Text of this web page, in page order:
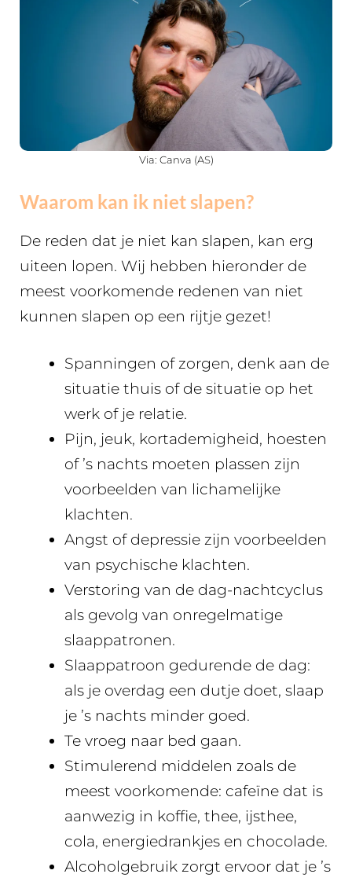
Via: Canva (AS)
Waarom kan ik niet slapen?
De reden dat je niet kan slapen, kan erg
uiteen lopen. Wij hebben hieronder de
meest voorkomende redenen van niet
kunnen slapen op een rijtje gezet!
Spanningen of zorgen, denk aan de
situatie thuis of de situatie op het
werk of je relatie.
Pijn, jeuk, kortademigheid, hoesten
of ’s nachts moeten plassen zijn
voorbeelden van lichamelijke
klachten.
Angst of depressie zijn voorbeelden
van psychische klachten.
Verstoring van de dag-nachtcyclus
als gevolg van onregelmatige
slaappatronen.
Slaappatroon gedurende de dag:
als je overdag een dutje doet, slaap
je ’s nachts minder goed.
Te vroeg naar bed gaan.
Stimulerend middelen zoals de
meest voorkomende: cafeïne dat is
aanwezig in koffie, thee, ijsthee,
cola, energiedrankjes en chocolade.
Alcoholgebruik zorgt ervoor dat je ’s